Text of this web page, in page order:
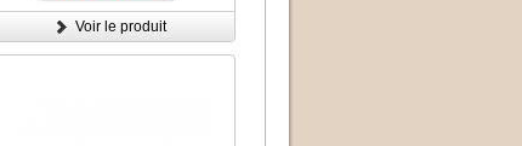
Voir le produit